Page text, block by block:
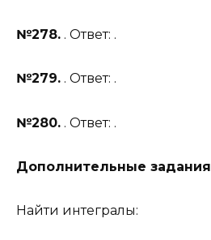
№278. . Ответ: .
№279. . Ответ: .
№280. . Ответ: .
Дополнительные задания
Найти интегралы: